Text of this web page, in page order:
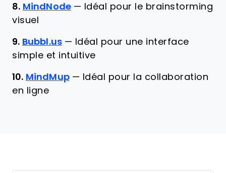
8. MindNode — Idéal pour le brainstorming
visuel
9. Bubbl.us — Idéal pour une interface
simple et intuitive
10. MindMup — Idéal pour la collaboration
en ligne